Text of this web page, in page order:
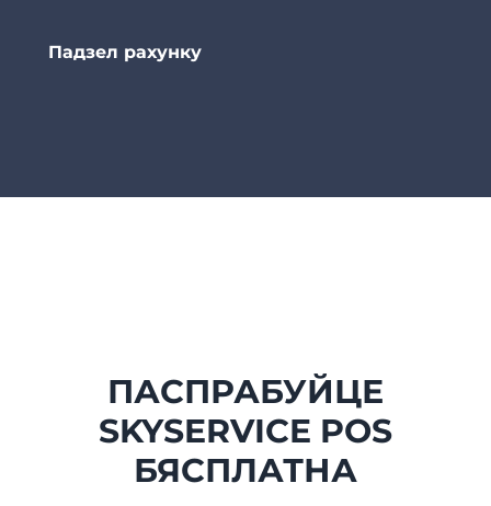
Падзел рахунку
ПАСПРАБУЙЦЕ
SKYSERVICE POS
БЯСПЛАТНА